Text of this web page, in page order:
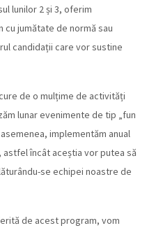
lunilor 2 și 3, oferim
jumătate de normă sau
candidații care vor sustine
de o mulțime de activități
lunar evenimente de tip „fun
implementăm anual
încât aceștia vor putea să
se echipei noastre de
de acest program, vom